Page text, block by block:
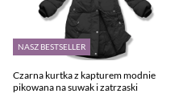
NASZ BESTSELLER
Czarna kurtka z kapturem modnie
pikowana na suwak i zatrzaski